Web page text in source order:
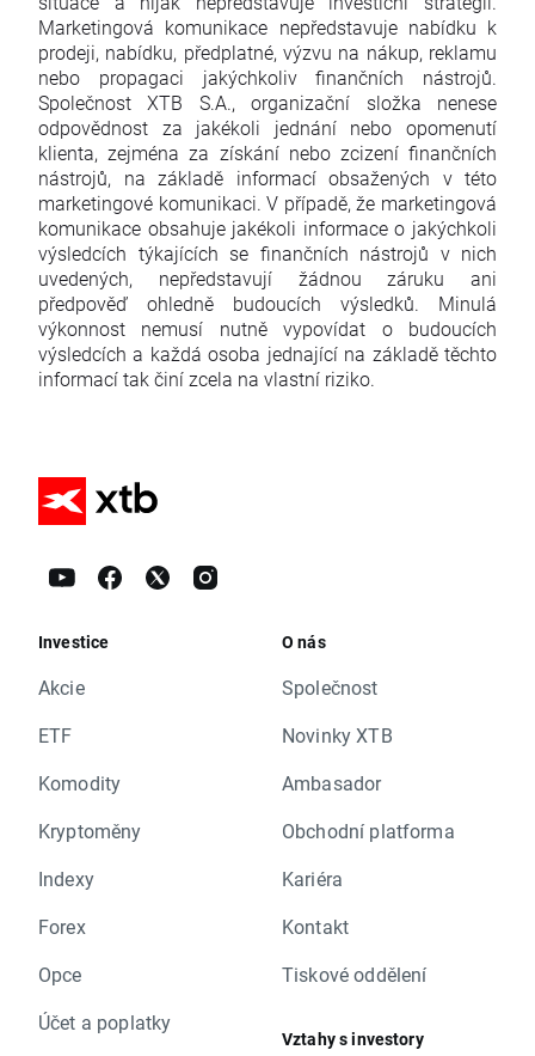
Marketingová komunikace nepředstavuje nabídku k
prodeji, nabídku, předplatné, výzvu na nákup, reklamu
nebo propagaci jakýchkoliv finančních nástrojů.
Společnost XTB S.A., organizační složka nenese
odpovědnost za jakékoli jednání nebo opomenutí
klienta, zejména za získání nebo zcizení finančních
nástrojů, na základě informací obsažených v této
marketingové komunikaci. V případě, že marketingová
komunikace obsahuje jakékoli informace o jakýchkoli
výsledcích týkajících se finančních nástrojů v nich
uvedených, nepředstavují žádnou záruku ani
předpověď ohledně budoucích výsledků. Minulá
výkonnost nemusí nutně vypovídat o budoucích
výsledcích a každá osoba jednající na základě těchto
informací tak činí zcela na vlastní riziko.
Investice
Akcie
ETF
Komodity
Kryptoměny
Indexy
Forex
Opce
Účet a poplatky
O nás
Společnost
Novinky XTB
Ambasador
Obchodní platforma
Kariéra
Kontakt
Tiskové oddělení
Vztahy s investory